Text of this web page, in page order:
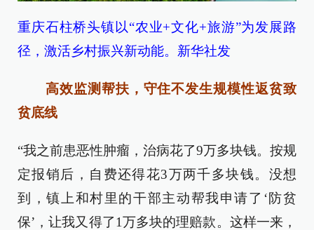
重庆石柱桥头镇以“农业+文化+旅游”为发展路
径，激活乡村振兴新动能。新华社发
高效监测帮扶，守住不发生规模性返贫致
贫底线
“我之前患恶性肿瘤，治病花了9万多块钱。按规
定报销后，自费还得花3万两千多块钱。没想
到，镇上和村里的干部主动帮我申请了‘防贫
保’，让我又得了1万多块的理赔款。这样一来，